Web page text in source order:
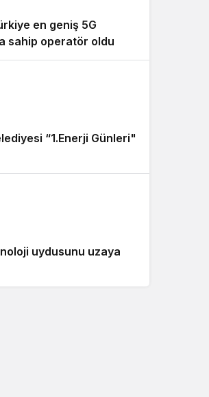
en geniş 5G
sahip operatör oldu
“1.Enerji Günleri"
uydusunu uzaya